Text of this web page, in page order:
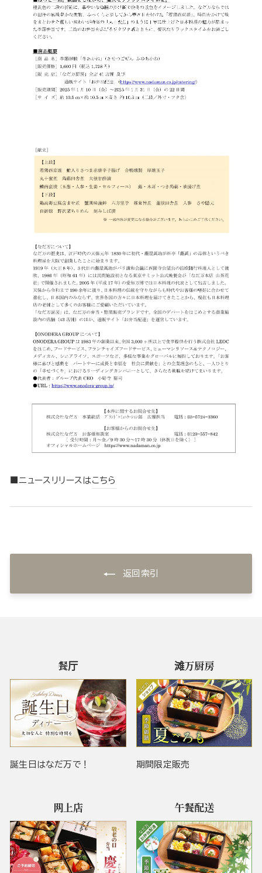
■ニュースリリースは こちら
返回索引
餐厅
誕生日はなだ万で！
滩万厨房
期間限定販売
网上店 午餐配送